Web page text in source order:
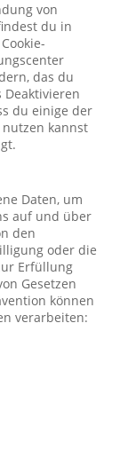
von
du in
das du
Deaktivieren
du einige der
kannst
Daten, um
auf und über
den
oder die
Erfüllung
Gesetzen
können
verarbeiten: